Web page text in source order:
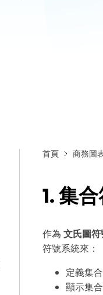
首頁 商務圖
1. 集
作為 文氏圖符
符號系統來：
定義集
顯示集